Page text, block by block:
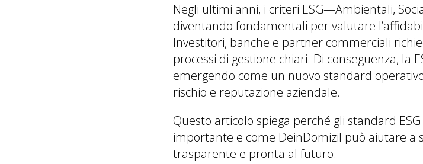
Negli ultimi anni, i criteri ESG—Ambientali,
diventando fondamentali per valutare
Investitori, banche e partner commerciali
processi di gestione chiari. Di conseguenza, la
emergendo come un nuovo standard
rischio e reputazione aziendale.
Questo articolo spiega perché gli standard
importante e come DeinDomizil può aiutare a
trasparente e pronta al futuro.